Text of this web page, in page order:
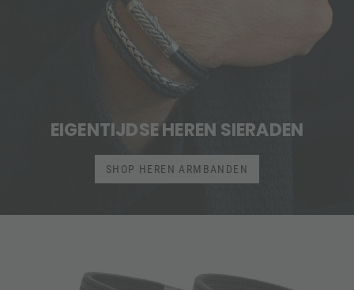
EIGENTIJDSE HEREN SIERADEN
SHOP HEREN ARMBANDEN